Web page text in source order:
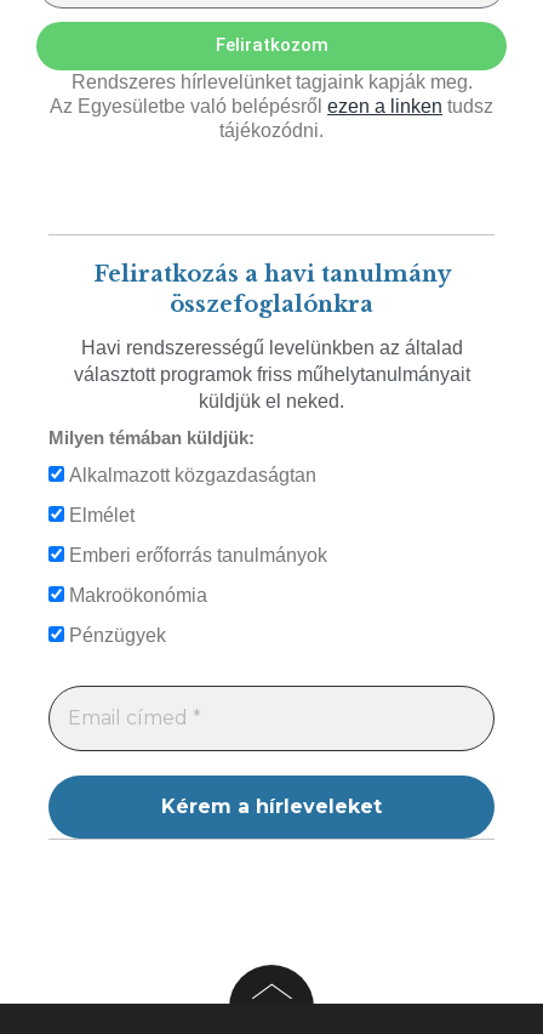
Feliratkozom
Rendszeres hírlevelünket tagjaink kapják meg.
Az Egyesületbe való belépésről ezen a linken tudsz
tájékozódni.
Feliratkozás a havi tanulmány
összefoglalónkra
Havi rendszerességű levelünkben az általad
választott programok friss műhelytanulmányait
küldjük el neked.
Milyen témában küldjük:
Alkalmazott közgazdaságtan
Elmélet
Emberi erőforrás tanulmányok
Makroökonómia
Pénzügyek